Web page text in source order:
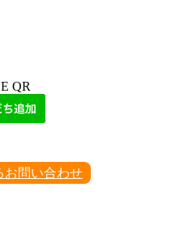
お問い合わせ